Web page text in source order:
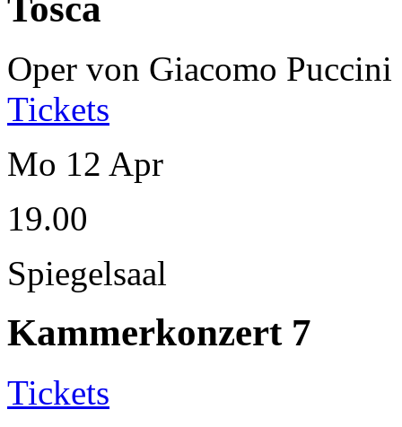
Oper von Giacomo Puccini
Tickets
Mo 12 Apr
19.00
Spiegelsaal
Kammerkonzert 7
Tickets